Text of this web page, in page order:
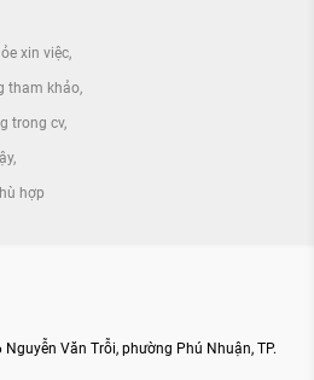
xin việc
tham khảo
trong cv
hợp
Nguyễn Văn Trỗi, phường Phú Nhuận, TP.